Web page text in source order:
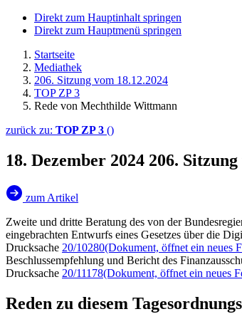
Direkt zum Hauptinhalt springen
Direkt zum Hauptmenü springen
Startseite
Mediathek
206. Sitzung vom 18.12.2024
TOP ZP 3
Rede von Mechthilde Wittmann
zurück zu: TOP ZP 3 ()
18. Dezember 2024 206.
zum Artikel
Zweite und dritte Beratung des von der
eingebrachten Entwurfs eines Gesetzes über die
Drucksache 20/10280(Dokument, öffnet ein neues
Beschlussempfehlung und Bericht des
Drucksache 20/11178(Dokument, öffnet ein neues
Reden zu diesem